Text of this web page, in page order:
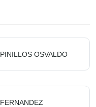
PINILLOS OSVALDO
FERNANDEZ